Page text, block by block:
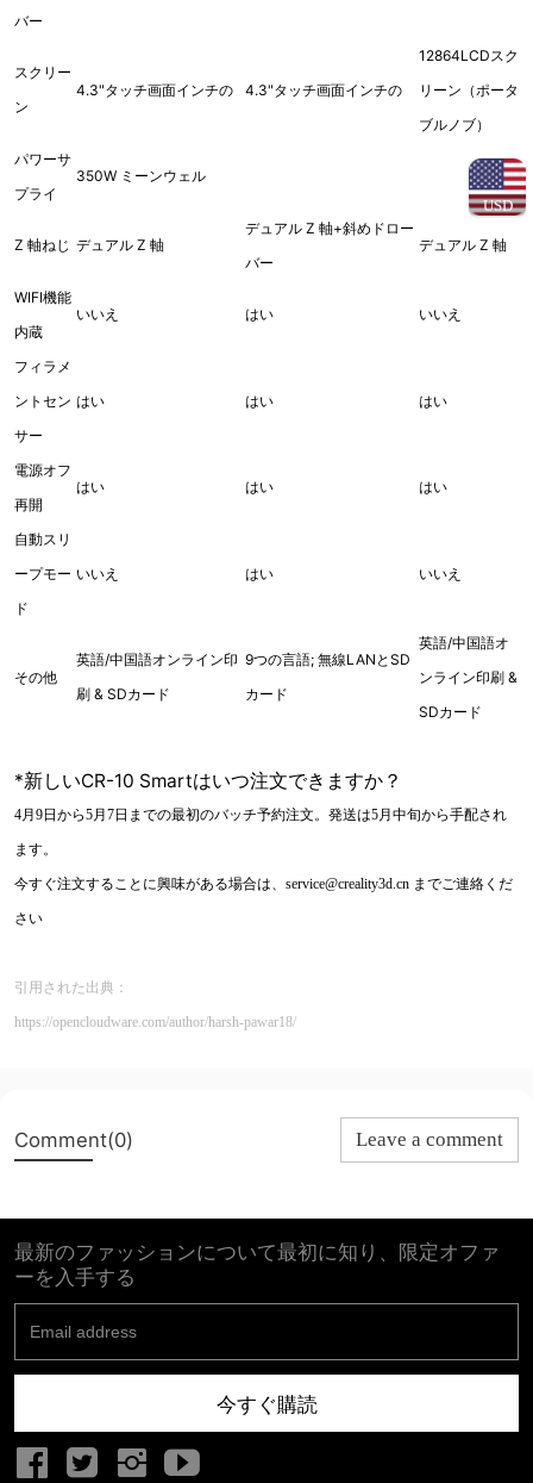
USD
バー
スクリー
ン
4.3"タッチ画面インチの 4.3"タッチ画面インチの
12864LCDスク
リーン（ポータ
ブルノブ）
パワーサ
プライ
350W ミーンウェル
Z 軸ねじ デュアル Z 軸
デュアル Z 軸+斜めドロー
バー
デュアル Z 軸
WIFI機能
内蔵
いいえ はい いいえ
フィラメ
ントセン
サー
はい はい はい
電源オフ
再開
はい はい はい
自動スリ
ープモー
ド
いいえ はい いいえ
その他
英語/中国語オンライン印
刷 & SDカード
9つの言語; 無線LANとSD
カード
英語/中国語オ
ンライン印刷 &
SDカード
*新しいCR-10 Smartはいつ注文できますか？
4月9日から5月7日までの最初のバッチ予約注文。発送は5月中旬から手配され
ます。
今すぐ注文することに興味がある場合は、service@creality3d.cn までご連絡くだ
さい
引用された出典：
https://opencloudware.com/author/harsh-pawar18/
Comment(0) Leave a comment
最新のファッションについて最初に知り、限定オファ
ーを入手する
今すぐ購読